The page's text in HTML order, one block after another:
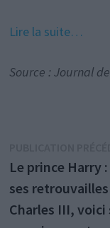
Lire la suite…
Source : Journal
de
l’article
Le prince Harry
ses
Charles III, voici